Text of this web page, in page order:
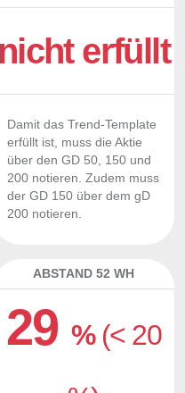
nicht erfüllt
Damit das Trend-Template
erfüllt ist, muss die Aktie
über den GD 50, 150 und
200 notieren. Zudem muss
der GD 150 über dem gD
200 notieren.
ABSTAND 52 WH
29% (< 20